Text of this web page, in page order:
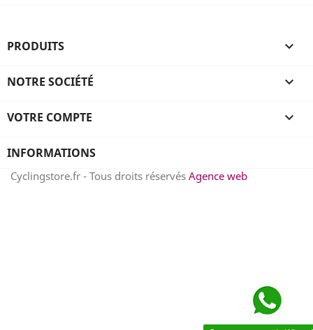
PRODUITS 
NOTRE SOCIÉTÉ 
VOTRE COMPTE 
INFORMATIONS
Cyclingstore.fr - Tous droits réservés Agence web